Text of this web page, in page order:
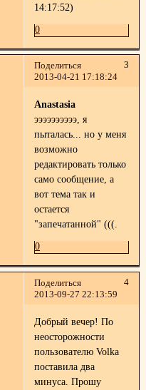
14:17:52)
0
Поделиться
3
2013-04-21 17:18:24
Anastasia
ээээээээээ, я
пыталась... но у меня
возможно
редактировать только
само сообщение, а
вот тема так и
остается
"запечатанной" (((.
0
Поделиться
4
2013-09-27 22:13:59
Добрый вечер! По
неосторожности
пользователю Volka
поставила два
минуса. Прошу